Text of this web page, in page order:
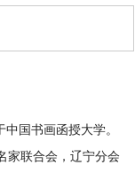
国书画函授大学。
家联合会，辽宁分会